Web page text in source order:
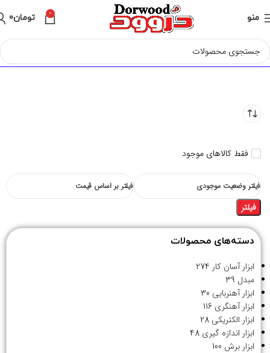
منو 0 تومان0
فقط کالاهای موجود
فیلتر وضعیت موجودی فیلتر بر اساس قیمت
فیلتر
دسته‌های محصولات
ابزار آسان کار 274
مبدل 39
ابزار آهنربایی 30
ابزار آهنگری 116
ابزار الکتریکی 28
ابزار اندازه گیری 48
ابزار برش 100